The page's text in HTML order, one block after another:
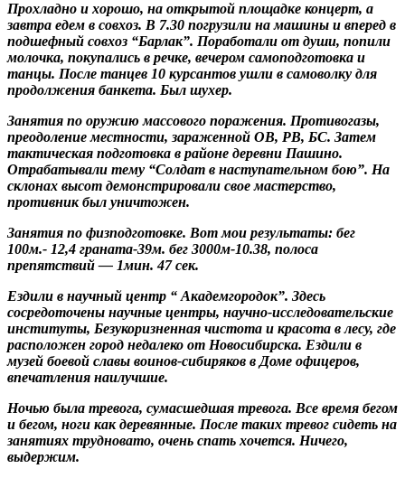
Прохладно и хорошо, на открытой площадке концерт, а
завтра едем в совхоз. В 7.30 погрузили на машины и вперед в
подшефный совхоз “Барлак”. Поработали от души, попили
молочка, покупались в речке, вечером самоподготовка и
танцы. После танцев 10 курсантов ушли в самоволку для
продолжения банкета. Был шухер.
Занятия по оружию массового поражения. Противогазы,
преодоление местности, зараженной ОВ, РВ, БС. Затем
тактическая подготовка в районе деревни Пашино.
Отрабатывали тему “Солдат в наступательном бою”. На
склонах высот демонстрировали свое мастерство,
противник был уничтожен.
Занятия по физподготовке. Вот мои результаты: бег
100м.- 12,4 граната-39м. бег 3000м-10.38, полоса
препятствий — 1мин. 47 сек.
Ездили в научный центр “ Академгородок”. Здесь
сосредоточены научные центры, научно-исследовательские
институты, Безукоризненная чистота и красота в лесу, где
расположен город недалеко от Новосибирска. Ездили в
музей боевой славы воинов-сибиряков в Доме офицеров,
впечатления наилучшие.
Ночью была тревога, сумасшедшая тревога. Все время бегом
и бегом, ноги как деревянные. После таких тревог сидеть на
занятиях трудновато, очень спать хочется. Ничего,
выдержим.